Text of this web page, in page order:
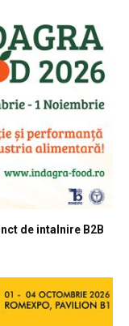
de intalnire B2B